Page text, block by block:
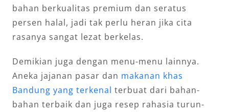
bahan berkualitas premium dan seratus
persen halal, jadi tak perlu heran jika cita
rasanya sangat lezat berkelas.
Demikian juga dengan menu-menu lainnya.
Aneka jajanan pasar dan makanan khas
Bandung yang terkenal terbuat dari bahan-
bahan terbaik dan juga resep rahasia turun-